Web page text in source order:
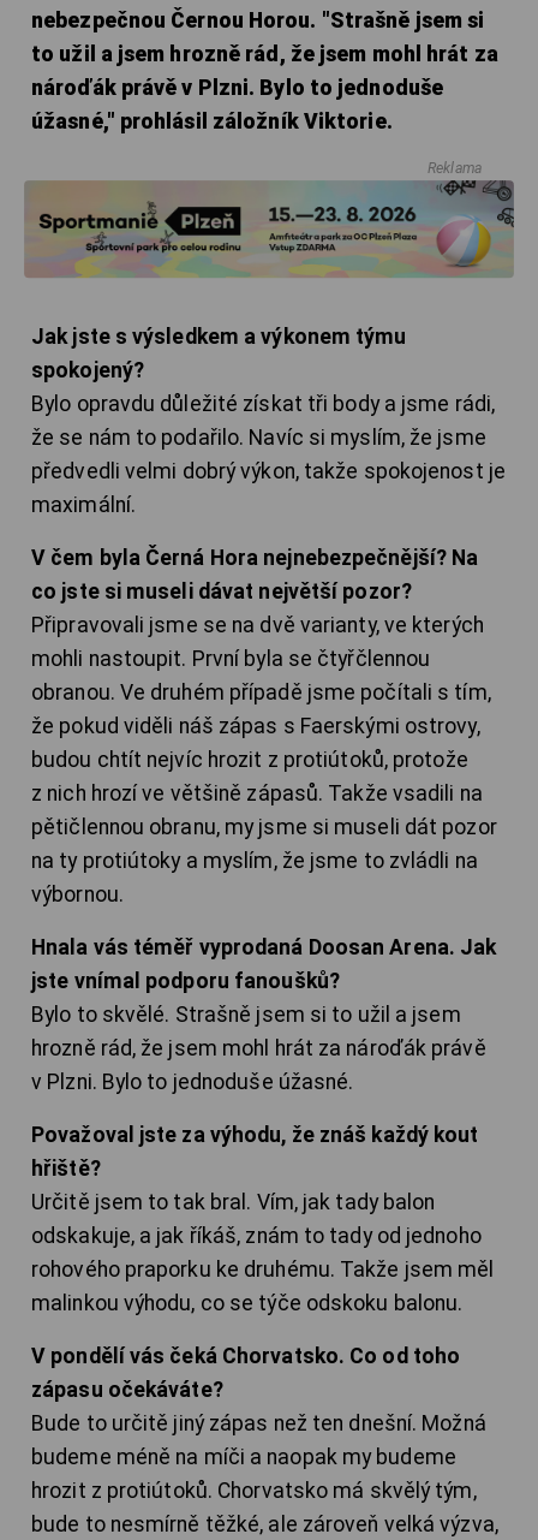
nebezpečnou Černou Horou. "Strašně jsem si
to užil a jsem hrozně rád, že jsem mohl hrát za
nároďák právě v Plzni. Bylo to jednoduše
úžasné," prohlásil záložník Viktorie.
Reklama
Jak jste s výsledkem a výkonem týmu
spokojený?
Bylo opravdu důležité získat tři body a jsme rádi,
že se nám to podařilo. Navíc si myslím, že jsme
předvedli velmi dobrý výkon, takže spokojenost je
maximální.
V čem byla Černá Hora nejnebezpečnější? Na
co jste si museli dávat největší pozor?
Připravovali jsme se na dvě varianty, ve kterých
mohli nastoupit. První byla se čtyřčlennou
obranou. Ve druhém případě jsme počítali s tím,
že pokud viděli náš zápas s Faerskými ostrovy,
budou chtít nejvíc hrozit z protiútoků, protože
z nich hrozí ve většině zápasů. Takže vsadili na
pětičlennou obranu, my jsme si museli dát pozor
na ty protiútoky a myslím, že jsme to zvládli na
výbornou.
Hnala vás téměř vyprodaná Doosan Arena. Jak
jste vnímal podporu fanoušků?
Bylo to skvělé. Strašně jsem si to užil a jsem
hrozně rád, že jsem mohl hrát za nároďák právě
v Plzni. Bylo to jednoduše úžasné.
Považoval jste za výhodu, že znáš každý kout
hřiště?
Určitě jsem to tak bral. Vím, jak tady balon
odskakuje, a jak říkáš, znám to tady od jednoho
rohového praporku ke druhému. Takže jsem měl
malinkou výhodu, co se týče odskoku balonu.
V pondělí vás čeká Chorvatsko. Co od toho
zápasu očekáváte?
Bude to určitě jiný zápas než ten dnešní. Možná
budeme méně na míči a naopak my budeme
hrozit z protiútoků. Chorvatsko má skvělý tým,
bude to nesmírně těžké, ale zároveň velká výzva,